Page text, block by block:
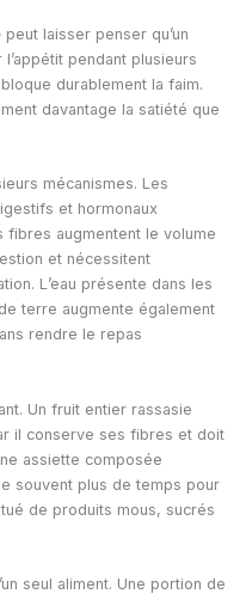
laisser penser qu’un
pendant plusieurs
durablement la faim.
davantage la satiété que
mécanismes. Les
et hormonaux
fibres augmentent le volume
et nécessitent
L’eau présente dans les
terre augmente également
rendre le repas
Un fruit entier rassasie
il conserve ses fibres et doit
assiette composée
souvent plus de temps pour
de produits mous, sucrés
seul aliment. Une portion de